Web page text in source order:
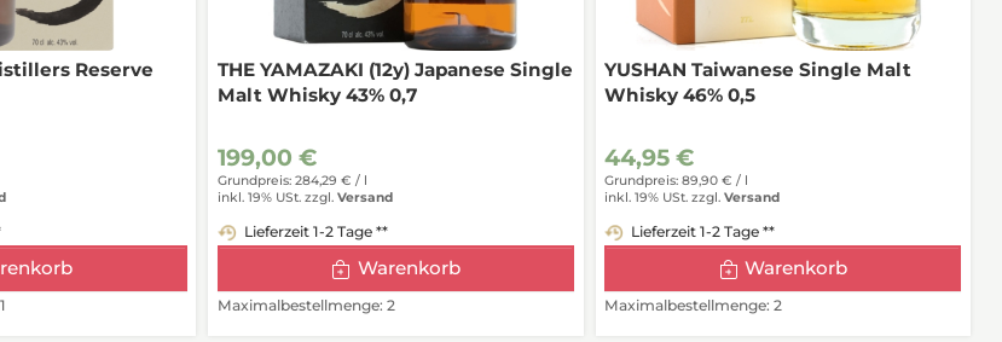
Reserve
THE YAMAZAKI (12y) Japanese Single
Malt Whisky 43% 0,7
199,00 €
Grundpreis: 284,29 € / l
inkl. 19% USt. zzgl. Versand
Lieferzeit 1-2 Tage **
Warenkorb
Maximalbestellmenge: 2
YUSHAN Taiwanese Single Malt
Whisky 46% 0,5
44,95 €
Grundpreis: 89,90 € / l
inkl. 19% USt. zzgl.Versand
Lieferzeit 1-2 Tage **
Warenkorb
Maximalbestellmenge: 2